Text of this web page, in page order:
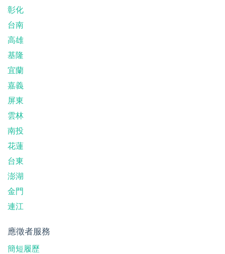
彰化
台南
高雄
基隆
宜蘭
嘉義
屏東
雲林
南投
花蓮
台東
澎湖
金門
連江
應徵者服務
簡短履歷